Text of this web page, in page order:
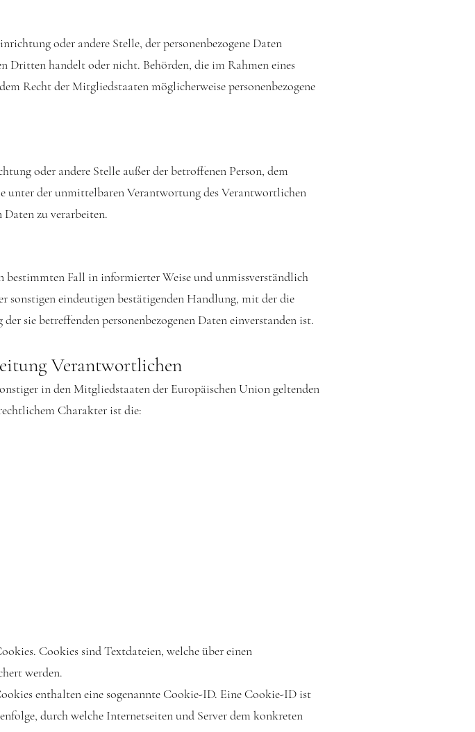
oder andere Stelle, der personenbezogene Daten
Dritten handelt oder nicht. Behörden, die im Rahmen eines
Recht der Mitgliedstaaten möglicherweise personenbezogene
oder andere Stelle außer der betroffenen Person, dem
unter der unmittelbaren Verantwortung des Verantwortlichen
Daten zu verarbeiten.
Fall in informierter Weise und unmissverständlich
sonstigen eindeutigen bestätigenden Handlung, mit der die
sie betreffenden personenbezogenen Daten einverstanden ist.
Verantwortlichen
in den Mitgliedstaaten der Europäischen Union geltenden
Charakter ist die:
Cookies sind Textdateien, welche über einen
werden.
enthalten eine sogenannte Cookie-ID. Eine Cookie-ID ist
durch welche Internetseiten und Server dem konkreten